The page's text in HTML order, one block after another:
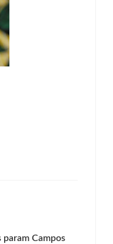
param Campos